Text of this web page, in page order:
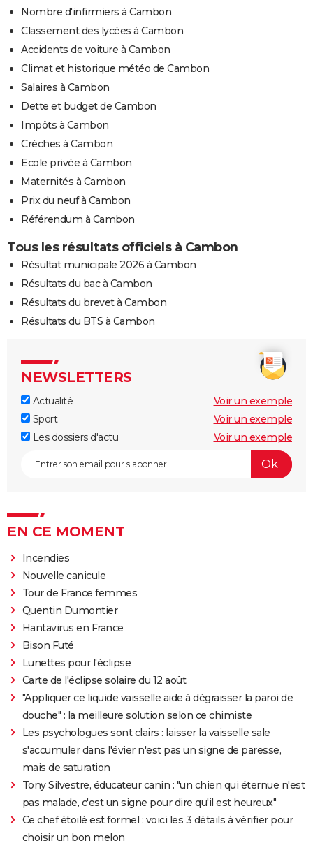
Nombre d'infirmiers à Cambon
Classement des lycées à Cambon
Accidents de voiture à Cambon
Climat et historique météo de Cambon
Salaires à Cambon
Dette et budget de Cambon
Impôts à Cambon
Crèches à Cambon
Ecole privée à Cambon
Maternités à Cambon
Prix du neuf à Cambon
Référendum à Cambon
Tous les résultats officiels à Cambon
Résultat municipale 2026 à Cambon
Résultats du bac à Cambon
Résultats du brevet à Cambon
Résultats du BTS à Cambon
NEWSLETTERS
Actualité
Voir un exemple
Sport
Voir un exemple
Les dossiers d'actu
Voir un exemple
EN CE MOMENT
Incendies
Nouvelle canicule
Tour de France femmes
Quentin Dumontier
Hantavirus en France
Bison Futé
Lunettes pour l'éclipse
Carte de l'éclipse solaire du 12 août
"Appliquer ce liquide vaisselle aide à dégraisser la paroi de
douche" : la meilleure solution selon ce chimiste
Les psychologues sont clairs : laisser la vaisselle sale
s'accumuler dans l'évier n'est pas un signe de paresse,
mais de saturation
Tony Silvestre, éducateur canin : "un chien qui éternue n'est
pas malade, c'est un signe pour dire qu'il est heureux"
Ce chef étoilé est formel : voici les 3 détails à vérifier pour
choisir un bon melon